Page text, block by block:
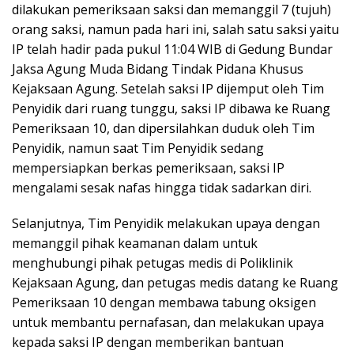
dilakukan pemeriksaan saksi dan memanggil 7 (tujuh)
orang saksi, namun pada hari ini, salah satu saksi yaitu
IP telah hadir pada pukul 11:04 WIB di Gedung Bundar
Jaksa Agung Muda Bidang Tindak Pidana Khusus
Kejaksaan Agung. Setelah saksi IP dijemput oleh Tim
Penyidik dari ruang tunggu, saksi IP dibawa ke Ruang
Pemeriksaan 10, dan dipersilahkan duduk oleh Tim
Penyidik, namun saat Tim Penyidik sedang
mempersiapkan berkas pemeriksaan, saksi IP
mengalami sesak nafas hingga tidak sadarkan diri.
Selanjutnya, Tim Penyidik melakukan upaya dengan
memanggil pihak keamanan dalam untuk
menghubungi pihak petugas medis di Poliklinik
Kejaksaan Agung, dan petugas medis datang ke Ruang
Pemeriksaan 10 dengan membawa tabung oksigen
untuk membantu pernafasan, dan melakukan upaya
kepada saksi IP dengan memberikan bantuan